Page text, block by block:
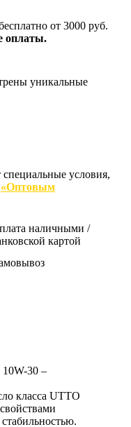
от 3000 руб.
оплаты.
уникальные
условия,
«Оптовым
наличными /
картой
30 –
класса UTTO